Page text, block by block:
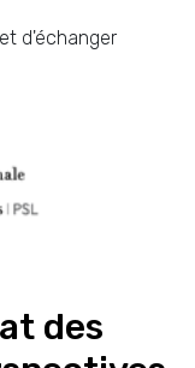
d'échanger
des